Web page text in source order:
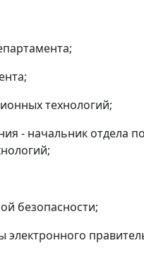
технологий;
- начальник отдела
безопасности;
электронного